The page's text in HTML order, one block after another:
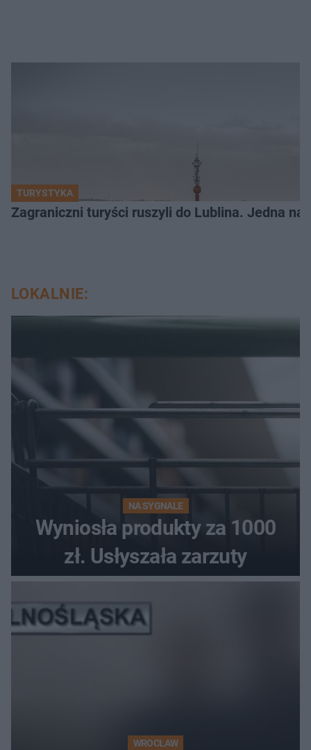
TURYSTYKA
Zagraniczni turyści ruszyli do Lublina. Jedna
LOKALNIE:
NA SYGNALE
Wyniosła produkty za 1000
zł. Usłyszała zarzuty
WROCŁAW